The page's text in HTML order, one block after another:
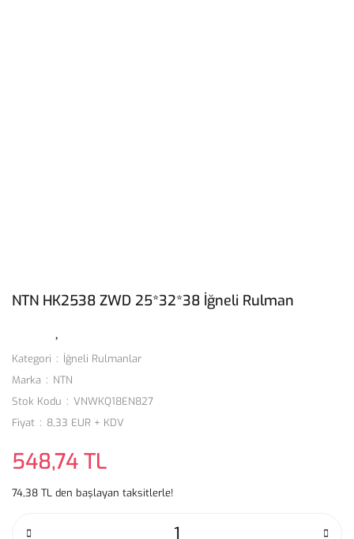
NTN HK2538 ZWD 25*32*38 İğneli Rulman
Kategori
İğneli Rulmanlar
Marka
NTN
Stok Kodu
VNWKQ18EN827
Fiyat
8,33 EUR + KDV
548,74 TL
74,38 TL den başlayan taksitlerle!